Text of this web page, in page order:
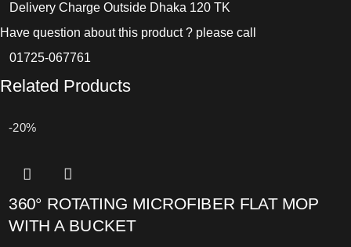
Delivery Charge Outside Dhaka 120 TK
Have question about this product ? please call
01725-067761
Related Products
-20%
360° ROTATING MICROFIBER FLAT MOP
WITH A BUCKET